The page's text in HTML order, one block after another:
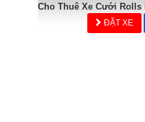
Cho Thuê Xe Cưới Rolls
ĐẶT XE